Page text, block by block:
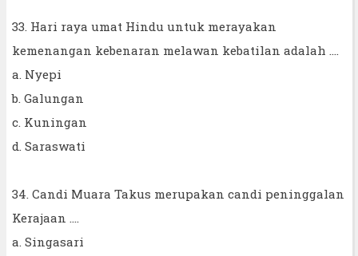
33. Hari raya umat Hindu untuk merayakan
kemenangan kebenaran melawan kebatilan adalah ....
a. Nyepi
b. Galungan
c. Kuningan
d. Saraswati
34. Candi Muara Takus merupakan candi peninggalan
Kerajaan ....
a. Singasari